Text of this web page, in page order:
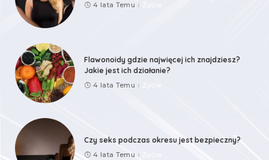
4 lata Temu
Flawonoidy gdzie najwięcej ich znajdziesz?
Jakie jest ich działanie?
4 lata Temu
Czy seks podczas okresu jest bezpieczny?
4 lata Temu